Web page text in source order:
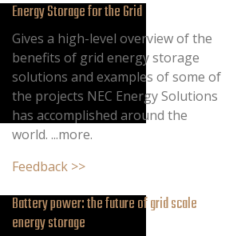
Energy Storage for the Grid
Gives a high-level overview of the
benefits of grid energy storage
solutions and examples of some of
the projects NEC Energy Solutions
has accomplished around the
world. ...more.
Feedback >>
Battery power: the future of grid scale
energy storage